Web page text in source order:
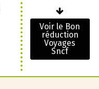
Voir le Bon
réduction
Voyages
Sncf